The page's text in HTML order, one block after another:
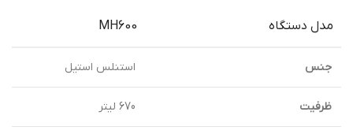
مدل دستگاه MH600
جنس استنلس استیل
ظرفيت 670 ليتر